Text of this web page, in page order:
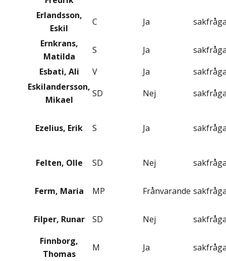
Erlandsson,
Eskil
C Ja
Ernkrans,
Matilda
S Ja
Esbati, Ali
V Ja
Eskilandersson,
Mikael
SD Nej
Ezelius, Erik S Ja
Felten, Olle SD Nej
Ferm, Maria MP Frånvarande
Filper, Runar SD Nej
Finnborg,
Thomas
M Ja